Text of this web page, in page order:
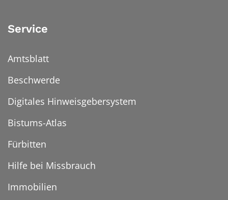
Service
Amtsblatt
Beschwerde
Digitales Hinweisgebersystem
Bistums-Atlas
Fürbitten
Hilfe bei Missbrauch
Immobilien